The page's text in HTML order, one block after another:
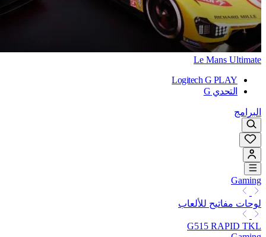
Le Mans Ultimate
Logitech G PLAY
التحدي G
البرامج
Gaming
لوحات مفاتيح للألعاب
G515 RAPID TKL